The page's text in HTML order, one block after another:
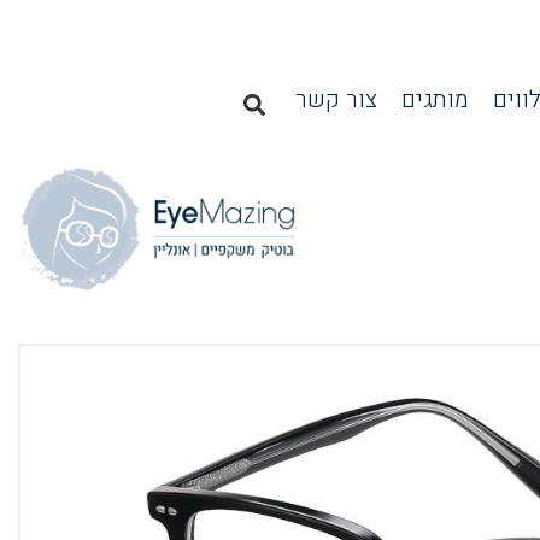
מותגים צור קשר